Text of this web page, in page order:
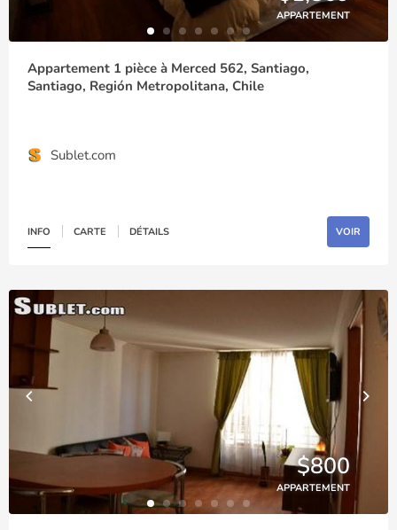
APPARTEMENT
Appartement 1 pièce à Merced 562, Santiago,
Santiago, Región Metropolitana, Chile
Sublet.com
INFO CARTE DÉTAILS VOIR
$800
APPARTEMENT